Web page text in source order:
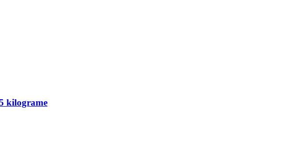
kilograme